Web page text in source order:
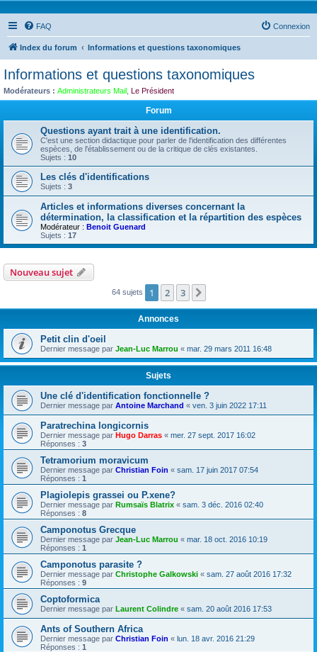
FAQ Connexion
Index du forum Informations et questions taxonomiques
Informations et questions taxonomiques
Modérateurs : Administrateurs Mail Le Président
Forum
Questions ayant trait à une identification.
C'est une section didactique pour parler de l'identification des différentes
espèces, de l'établissement ou de la critique de clés existantes.
Sujets : 10
Les clés d'identifications
Sujets : 3
Articles et informations diverses concernant la
détermination, la classification et la répartition des espèces
Modérateur : Benoit Guenard
Sujets : 17
Nouveau sujet
64 sujets 1 2 3
Annonces
Petit clin d'oeil
Dernier message par Jean-Luc Marrou « mar. 29 mars 2011 16:48
Sujets
Une clé d'identification fonctionnelle ?
Dernier message par Antoine Marchand « ven. 3 juin 2022 17:11
Paratrechina longicornis
Dernier message par Hugo Darras « mer. 27 sept. 2017 16:02
Réponses : 3
Tetramorium moravicum
Dernier message par Christian Foin « sam. 17 juin 2017 07:54
Réponses : 1
Plagiolepis grassei ou P.xene?
Dernier message par Rumsaïs Blatrix « sam. 3 déc. 2016 02:40
Réponses : 8
Camponotus Grecque
Dernier message par Jean-Luc Marrou « mar. 18 oct. 2016 10:19
Réponses : 1
Camponotus parasite ?
Dernier message par Christophe Galkowski « sam. 27 août 2016 17:32
Réponses : 9
Coptoformica
Dernier message par Laurent Colindre « sam. 20 août 2016 17:53
Ants of Southern Africa
Dernier message par Christian Foin « lun. 18 avr. 2016 21:29
Réponses : 1